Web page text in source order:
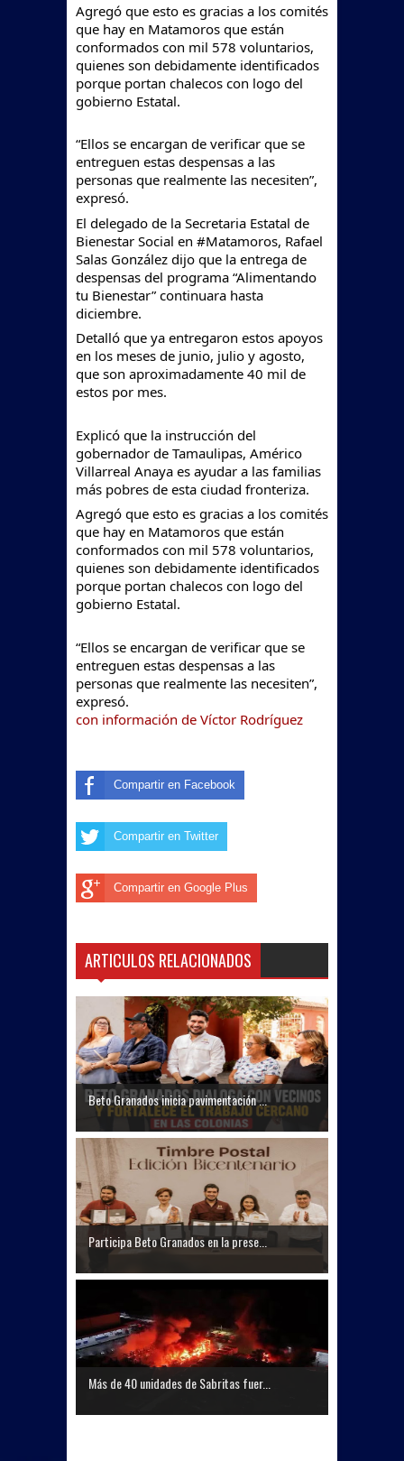
Agregó que esto es gracias a los comités
que hay en Matamoros que están
conformados con mil 578 voluntarios,
quienes son debidamente identificados
porque portan chalecos con logo del
gobierno Estatal.
“Ellos se encargan de verificar que se
entreguen estas despensas a las
personas que realmente las necesiten”,
expresó.
El delegado de la Secretaria Estatal de
Bienestar Social en #Matamoros, Rafael
Salas González dijo que la entrega de
despensas del programa “Alimentando
tu Bienestar” continuara hasta
diciembre.
Detalló que ya entregaron estos apoyos
en los meses de junio, julio y agosto,
que son aproximadamente 40 mil de
estos por mes.
Explicó que la instrucción del
gobernador de Tamaulipas, Américo
Villarreal Anaya es ayudar a las familias
más pobres de esta ciudad fronteriza.
Agregó que esto es gracias a los comités
que hay en Matamoros que están
conformados con mil 578 voluntarios,
quienes son debidamente identificados
porque portan chalecos con logo del
gobierno Estatal.
“Ellos se encargan de verificar que se
entreguen estas despensas a las
personas que realmente las necesiten”,
expresó.
con información de Víctor Rodríguez
Compartir en Facebook
Compartir en Twitter
Compartir en Google Plus
ARTICULOS RELACIONADOS
Beto Granados inicia pavimentación ...
Participa Beto Granados en la prese...
Más de 40 unidades de Sabritas fuer...